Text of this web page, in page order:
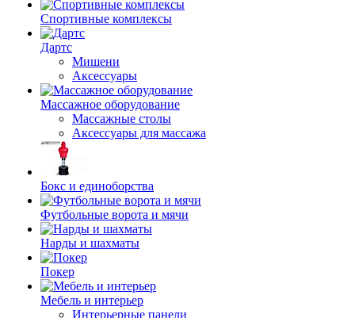
Спортивные комплексы
Дартс
Мишени
Аксессуары
Массажное оборудование
Массажные столы
Аксессуары для массажа
Бокс и единоборства
Футбольные ворота и мячи
Нарды и шахматы
Покер
Мебель и интерьер
Интерьерные панели